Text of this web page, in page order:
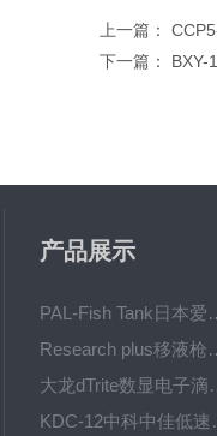
上一篇：
下一篇： BXY-
产品展示
PAL-Fish Tank
Research plus
大龙dTrite
KDC-